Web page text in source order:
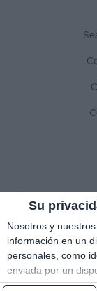
Su
Nosotros y nuestros
información en un
personales, como
enviada por un
personalizado,
Copyright © 2022